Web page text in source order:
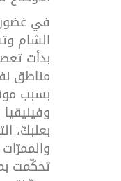
في
الشام
بدأت
مناطق
بسبب
وفينيقيا
بعلبكّ،
والممرّات
تحكّمت